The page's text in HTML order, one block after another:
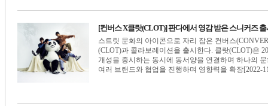
[컨버스 X클랏(CLOT)] 판다에서 영감 받은 스니커즈 출
스트릿 문화의 아이콘으로 자리 잡은 컨버스
(CLOT)과 콜라보레이션을 출시한다. 클랏(CLOT)은
개성을 중시하는 동시에 동서양을 연결하며 하나의
여러 브랜드와 협업을 진행하며 영향력을 확장[2022-